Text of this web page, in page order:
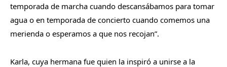
temporada de marcha cuando descansábamos para tomar
agua o en temporada de concierto cuando comemos una
merienda o esperamos a que nos recojan”.
Karla, cuya hermana fue quien la inspiró a unirse a la